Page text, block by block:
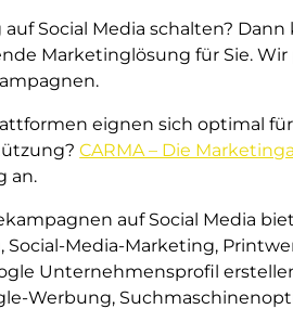
Social Media schalten?
Marketinglösung für Sie.
eignen sich optimal
CARMA – Die
an.
auf Social Media
Media-Marketing,
Unternehmensprofil
Werbung,